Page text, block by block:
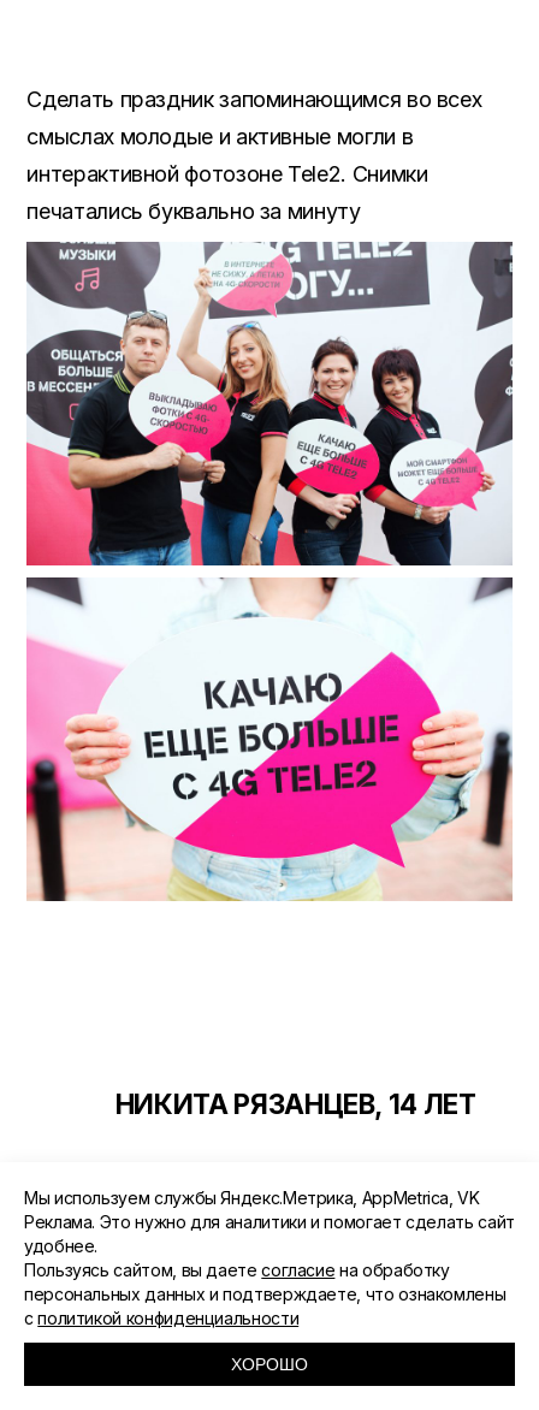
Сделать праздник запоминающимся во всех
смыслах молодые и активные могли в
интерактивной фотозоне Tele2. Снимки
печатались буквально за минуту
НИКИТА РЯЗАНЦЕВ, 14 ЛЕТ
«ЧЕРЕЗ 10 ЛЕТ БУДУ РАБОТАТЬ
ДВОРНИКОМ — ХОРОШАЯ РАБОТА.
БУДЕТ ГУБЕРНАТОРОМ? ТОЖЕ Я. А
ДВОРНИКОМ БУДУ ПОДРАБАТЫВАТЬ».
Мы используем службы Яндекс.Метрика, AppMetrica, VK
Реклама. Это нужно для аналитики и помогает сделать сайт
удобнее.
Пользуясь сайтом, вы даетесогласие на обработку
персональных данных и подтверждаете, что ознакомлены
сполитикой конфиденциальности
ХОРОШО